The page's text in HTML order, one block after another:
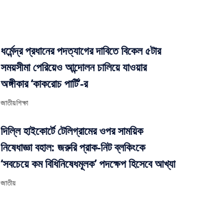
ধর্মেন্দ্র প্রধানের পদত্যাগের দাবিতে বিকেল ৫টার
সময়সীমা পেরিয়েও আন্দোলন চালিয়ে যাওয়ার
অঙ্গীকার ‘কাকরোচ পার্টি’-র
জাতীয়শিক্ষা
দিল্লি হাইকোর্টে টেলিগ্রামের ওপর সাময়িক
নিষেধাজ্ঞা বহাল: জরুরি প্রাক-নিট ব্লকিংকে
‘সবচেয়ে কম বিধিনিষেধমূলক’ পদক্ষেপ হিসেবে আখ্যা
জাতীয়